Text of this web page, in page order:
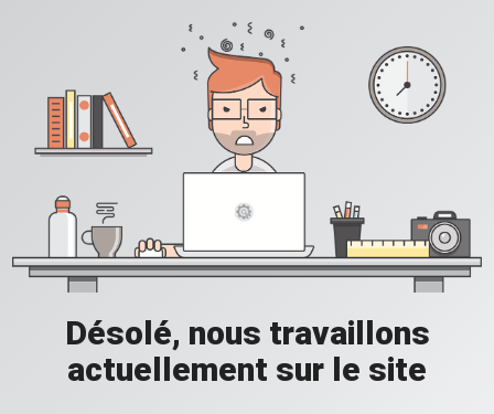
Désolé, nous travaillons
actuellement sur le site